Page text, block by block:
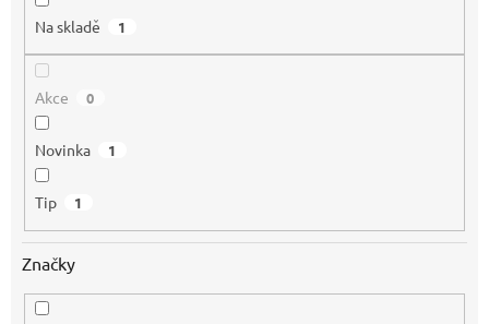
Na skladě 1
Akce 0
Novinka 1
Tip 1
Značky